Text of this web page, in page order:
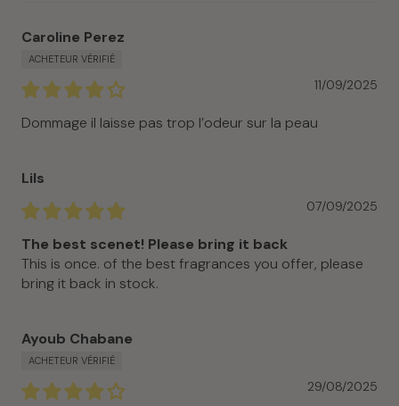
Caroline Perez
11/09/2025
Dommage il laisse pas trop l’odeur sur la peau
Lils
07/09/2025
The best scenet! Please bring it back
This is once. of the best fragrances you offer, please
bring it back in stock.
Ayoub Chabane
29/08/2025